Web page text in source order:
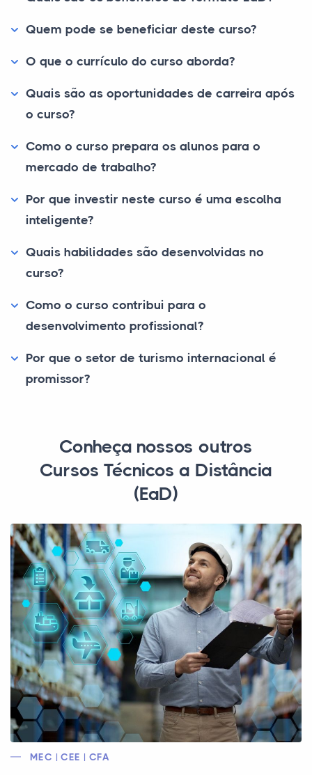
Quem pode se beneficiar deste curso?
O que o currículo do curso aborda?
Quais são as oportunidades de carreira após
o curso?
Como o curso prepara os alunos para o
mercado de trabalho?
Por que investir neste curso é uma escolha
inteligente?
Quais habilidades são desenvolvidas no
curso?
Como o curso contribui para o
desenvolvimento profissional?
Por que o setor de turismo internacional é
promissor?
Conheça nossos outros
Cursos Técnicos a Distância
(EaD)
MEC | CEE | CFA